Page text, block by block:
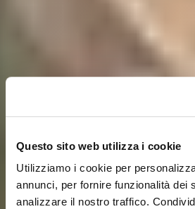
Questo sito web utilizza i cookie
Utilizziamo i cookie per
annunci, per fornire funzionalità dei
analizzare il nostro traffico.